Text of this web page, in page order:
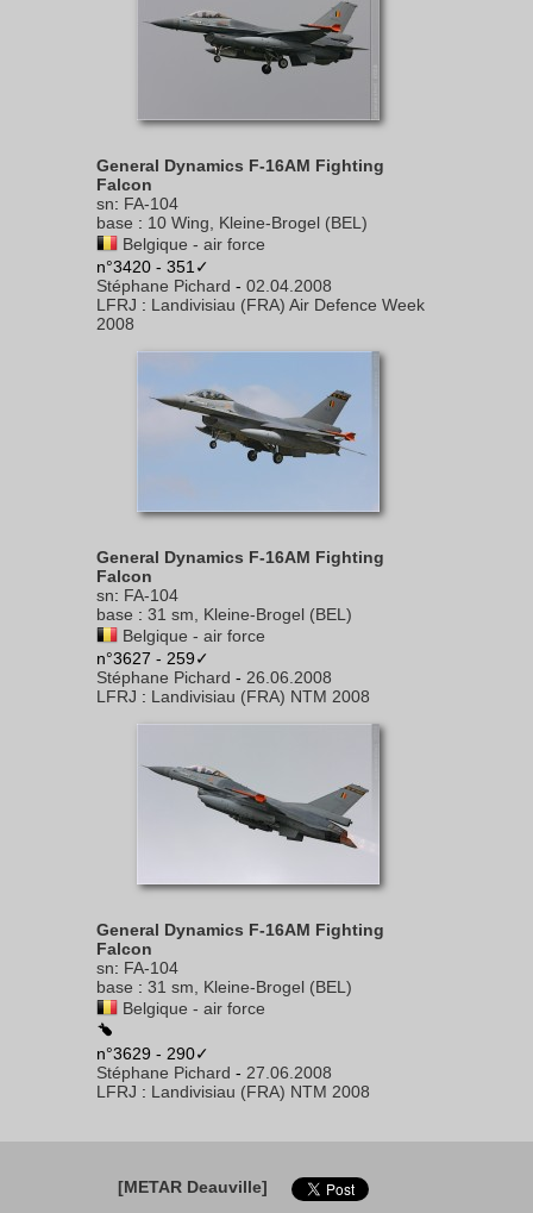
General Dynamics F-16AM Fighting
Falcon
sn: FA-104
base : 10 Wing, Kleine-Brogel (BEL)
Belgique - air force
n°3420 - 351✓
Stéphane Pichard - 02.04.2008
LFRJ : Landivisiau (FRA) Air Defence Week
2008
General Dynamics F-16AM Fighting
Falcon
sn: FA-104
base : 31 sm, Kleine-Brogel (BEL)
Belgique - air force
n°3627 - 259✓
Stéphane Pichard - 26.06.2008
LFRJ : Landivisiau (FRA) NTM 2008
General Dynamics F-16AM Fighting
Falcon
sn: FA-104
base : 31 sm, Kleine-Brogel (BEL)
Belgique - air force
n°3629 - 290✓
Stéphane Pichard - 27.06.2008
LFRJ : Landivisiau (FRA) NTM 2008
[METAR Deauville]